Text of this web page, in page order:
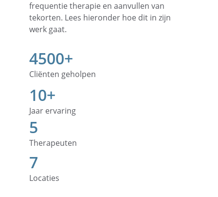
frequentie therapie en aanvullen van
tekorten. Lees hieronder hoe dit in zijn
werk gaat.
4500+
10+
Jaar ervaring
Cliënten geholpen
7
5
Therapeuten
Locaties